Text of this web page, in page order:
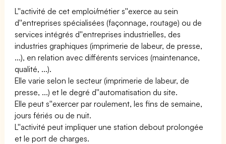
L''activité de cet emploi/métier s''exerce au sein
d''entreprises spécialisées (façonnage, routage) ou de
services intégrés d''entreprises industrielles, des
industries graphiques (imprimerie de labeur, de presse,
...), en relation avec différents services (maintenance,
qualité, ...).
Elle varie selon le secteur (imprimerie de labeur, de
presse, ...) et le degré d''automatisation du site.
Elle peut s''exercer par roulement, les fins de semaine,
jours fériés ou de nuit.
L''activité peut impliquer une station debout prolongée
et le port de charges.